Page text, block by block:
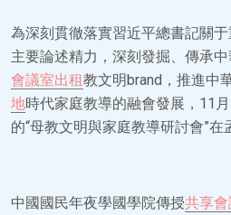
為深刻貫徹落實習近平總書記關
主要論述精力，深刻發掘、傳承
會議室出租教文明brand，推進中
地時代家庭教導的融會發展，11
的“母教文明與家庭教導研討會”在
中國國民年夜學國學院傳授共享會